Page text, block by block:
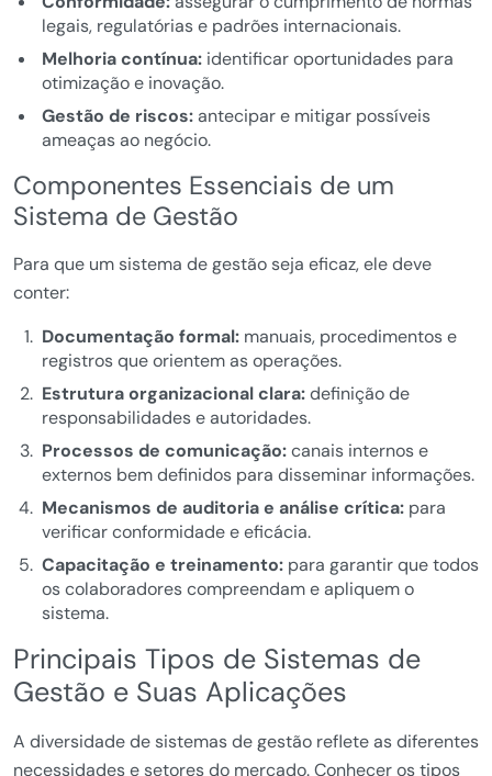
legais, regulatórias e padrões internacionais.
Melhoria contínua:identificar oportunidades para
otimização e inovação.
Gestão de riscos:antecipar e mitigar possíveis
ameaças ao negócio.
Componentes Essenciais de um
Sistema de Gestão
Para que um sistema de gestão seja eficaz, ele deve
conter:
Documentação formal:manuais, procedimentos e
registros que orientem as operações.
Estrutura organizacional clara:definição de
responsabilidades e autoridades.
Processos de comunicação:canais internos e
externos bem definidos para disseminar informações.
Mecanismos de auditoria e análise crítica:para
verificar conformidade e eficácia.
Capacitação e treinamento:para garantir que todos
os colaboradores compreendam e apliquem o
sistema.
Principais Tipos de Sistemas de
Gestão e Suas Aplicações
A diversidade de sistemas de gestão reflete as diferentes
necessidades e setores do mercado. Conhecer os tipos